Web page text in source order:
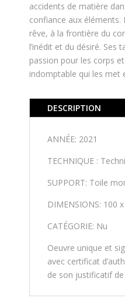
accidents de matière
confiance aux
rêve, à la frontière du
l’inédit et du désiré. Ses
passion pour les corps
indomptable qui les met
DESCRIPTION
ANNÉE: 2021
TECHNIQUE :
SUPPORT: Toile
DIMENSIONS: 100
CATÉGORIE: Nu
Oeuvre unique et
avec certificat
de son justificatif